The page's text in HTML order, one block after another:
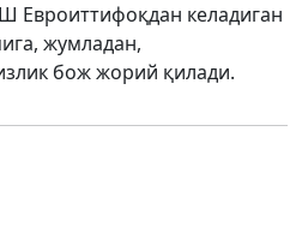
Евроиттифоқдан келадиган
жумладан,
бож жорий қилади.